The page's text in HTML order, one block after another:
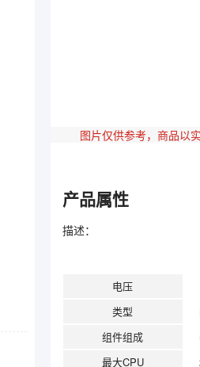
图片仅供参考，商品以
产品属性
描述：
电压
类型
组件组成
最大CPU